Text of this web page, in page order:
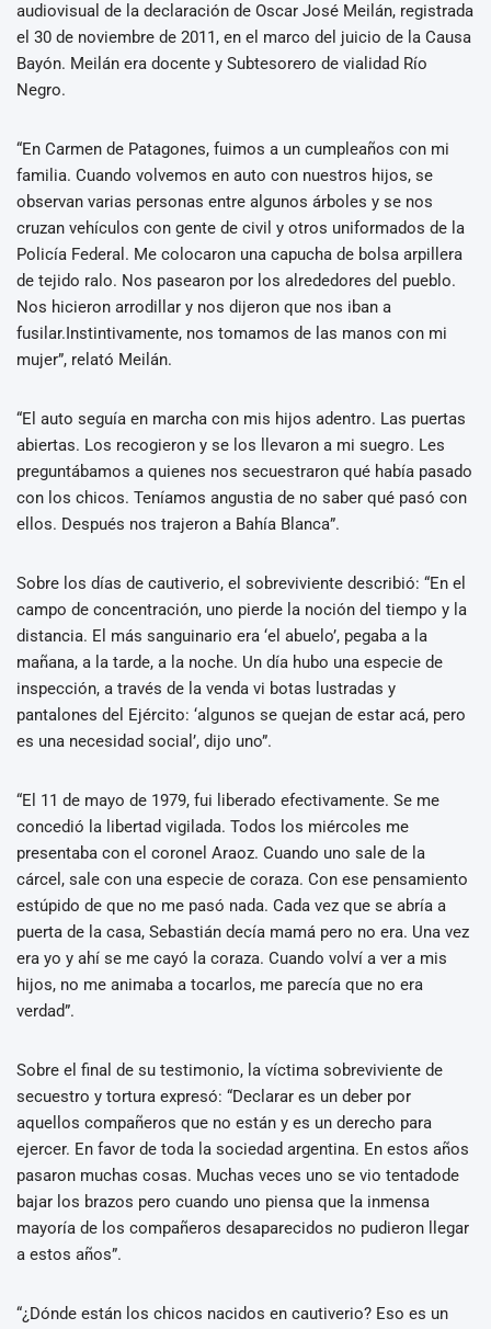
audiovisual de la declaración de Oscar José Meilán, registrada
el 30 de noviembre de 2011, en el marco del juicio de la Causa
Bayón. Meilán era docente y Subtesorero de vialidad Río
Negro.
“En Carmen de Patagones, fuimos a un cumpleaños con mi
familia. Cuando volvemos en auto con nuestros hijos, se
observan varias personas entre algunos árboles y se nos
cruzan vehículos con gente de civil y otros uniformados de la
Policía Federal. Me colocaron una capucha de bolsa arpillera
de tejido ralo. Nos pasearon por los alrededores del pueblo.
Nos hicieron arrodillar y nos dijeron que nos iban a
fusilar.Instintivamente, nos tomamos de las manos con mi
mujer”, relató Meilán.
“El auto seguía en marcha con mis hijos adentro. Las puertas
abiertas. Los recogieron y se los llevaron a mi suegro. Les
preguntábamos a quienes nos secuestraron qué había pasado
con los chicos. Teníamos angustia de no saber qué pasó con
ellos. Después nos trajeron a Bahía Blanca”.
Sobre los días de cautiverio, el sobreviviente describió: “En el
campo de concentración, uno pierde la noción del tiempo y la
distancia. El más sanguinario era ‘el abuelo’, pegaba a la
mañana, a la tarde, a la noche. Un día hubo una especie de
inspección, a través de la venda vi botas lustradas y
pantalones del Ejército: ‘algunos se quejan de estar acá, pero
es una necesidad social’, dijo uno”.
“El 11 de mayo de 1979, fui liberado efectivamente. Se me
concedió la libertad vigilada. Todos los miércoles me
presentaba con el coronel Araoz. Cuando uno sale de la
cárcel, sale con una especie de coraza. Con ese pensamiento
estúpido de que no me pasó nada. Cada vez que se abría a
puerta de la casa, Sebastián decía mamá pero no era. Una vez
era yo y ahí se me cayó la coraza. Cuando volví a ver a mis
hijos, no me animaba a tocarlos, me parecía que no era
verdad”.
Sobre el final de su testimonio, la víctima sobreviviente de
secuestro y tortura expresó: “Declarar es un deber por
aquellos compañeros que no están y es un derecho para
ejercer. En favor de toda la sociedad argentina. En estos años
pasaron muchas cosas. Muchas veces uno se vio tentadode
bajar los brazos pero cuando uno piensa que la inmensa
mayoría de los compañeros desaparecidos no pudieron llegar
a estos años”.
“¿Dónde están los chicos nacidos en cautiverio? Eso es un